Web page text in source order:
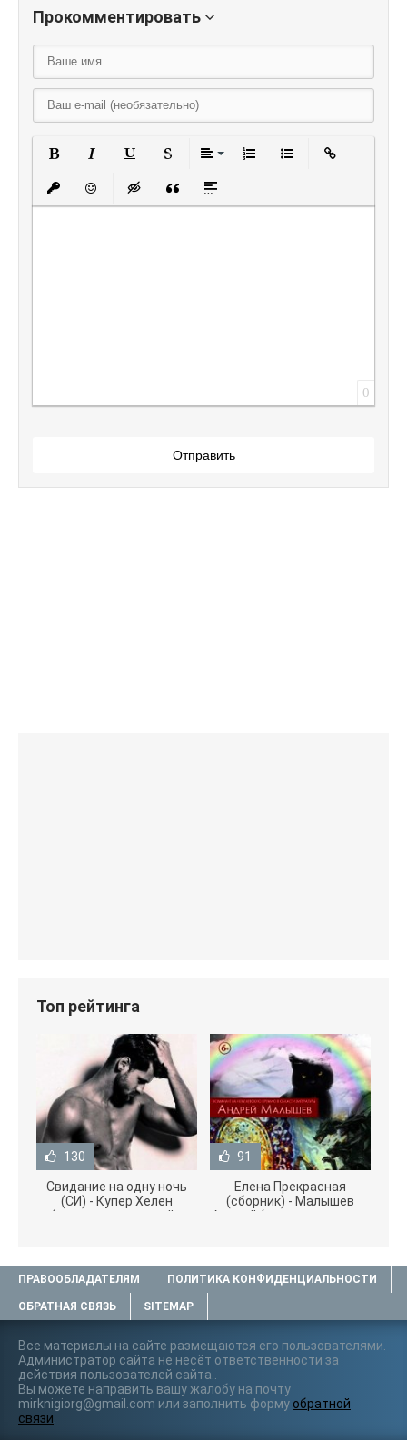
Прокомментировать
Полужирный
Курсив
Вставить защищенную ссылку
Вставить смайлик
Вставка скрытого текста
Вставка цитаты
Вставка спойлера
0
Отправить
Топ рейтинга
130
Свидание на одну ночь
(СИ) - Купер Хелен
(читать книги онлайн
91
Елена Прекрасная
(сборник) - Малышев
Андрей (книги полностью
ПРАВООБЛАДАТЕЛЯМ ПОЛИТИКА КОНФИДЕНЦИАЛЬНОСТИ
ОБРАТНАЯ СВЯЗЬ SITEMAP
Все материалы на сайте размещаются его пользователями.
Администратор сайта не несёт ответственности за
действия пользователей сайта..
Вы можете направить вашу жалобу на почту
mirknigiorg@gmail.com или заполнить форму обратной
связи.